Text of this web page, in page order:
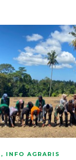
, INFO AGRARIS